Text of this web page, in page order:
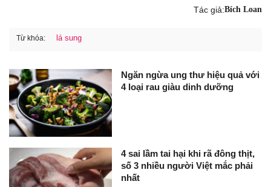
Tác giả:Bích Loan
Từ khóa: lá sung
Ngăn ngừa ung thư hiệu quả với
4 loại rau giàu dinh dưỡng
4 sai lầm tai hại khi rã đông thịt,
số 3 nhiều người Việt mắc phải
nhất